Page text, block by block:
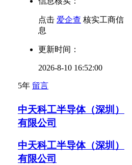
点击 爱企查 核实工商信
息
更新时间：
2026-8-10 16:52:00
5年 留言
中天科工半导体（深圳）
有限公司
中天科工半导体（深圳）
有限公司